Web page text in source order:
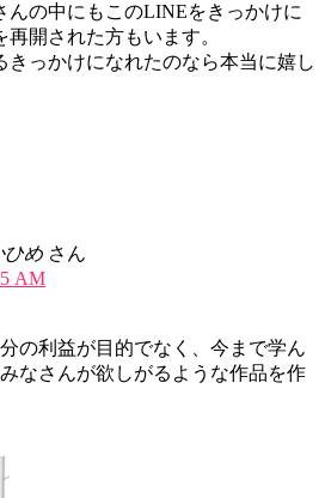
んの中にもこのLINEをきっかけに
再開された方もいます。
きっかけになれたのなら本当に嬉し
ひめ さん
AM
の利益が目的でなく、今まで学ん
なさんが欲しがるような作品を作